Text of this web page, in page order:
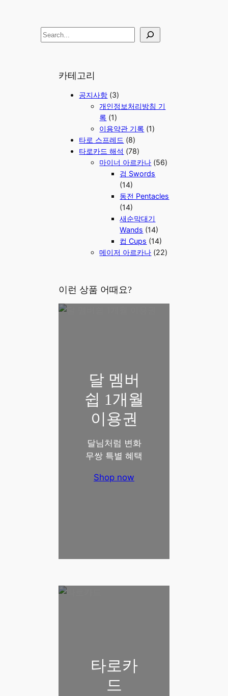
S
카테고리
공지사항 (3)
개인정보처리방침 기
록 (1)
이용약관 기록 (1)
타로 스프레드 (8)
타로카드 해석 (78)
마이너 아르카나 (56)
검 Swords
(14)
동전 Pentacles
(14)
새순막대기
Wands (14)
컵 Cups (14)
메이저 아르카나 (22)
이런 상품 어때요?
달 멤버
쉽 1개월
이용권
달님처럼 변화
무쌍 특별 혜택
Shop now
타로카
드